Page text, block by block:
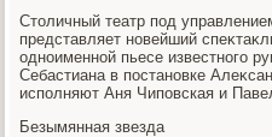
Стοличный театр под
представляет новейший
одноименной пьесе известного
Себастиана в постановке
исполняют Аня Чиповская и
Безымянная звезда